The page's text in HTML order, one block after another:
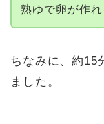
熟ゆで卵が作れ
ちなみに、約15
ました。